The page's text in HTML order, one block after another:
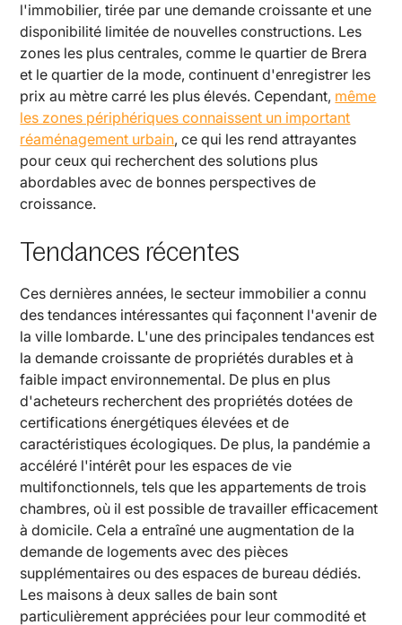
l'immobilier, tirée par une demande croissante et une
disponibilité limitée de nouvelles constructions. Les
zones les plus centrales, comme le quartier de Brera
et le quartier de la mode, continuent d'enregistrer les
prix au mètre carré les plus élevés. Cependant, même
les zones périphériques connaissent un important
réaménagement urbain, ce qui les rend attrayantes
pour ceux qui recherchent des solutions plus
abordables avec de bonnes perspectives de
croissance.
Tendances récentes
Ces dernières années, le secteur immobilier a connu
des tendances intéressantes qui façonnent l'avenir de
la ville lombarde. L'une des principales tendances est
la demande croissante de propriétés durables et à
faible impact environnemental. De plus en plus
d'acheteurs recherchent des propriétés dotées de
certifications énergétiques élevées et de
caractéristiques écologiques. De plus, la pandémie a
accéléré l'intérêt pour les espaces de vie
multifonctionnels, tels que les appartements de trois
chambres, où il est possible de travailler efficacement
à domicile. Cela a entraîné une augmentation de la
demande de logements avec des pièces
supplémentaires ou des espaces de bureau dédiés.
Les maisons à deux salles de bain sont
particulièrement appréciées pour leur commodité et